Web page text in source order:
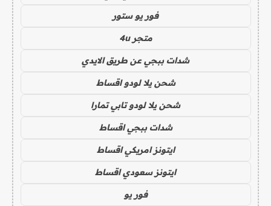
فور يو ستور
متجر 4u
شدات ببجي عن طريق الايدي
شحن يلا لودو اقساط
شحن يلا لودو تابي تمارا
شدات ببجي اقساط
ايتونز امريكي اقساط
ايتونز سعودي اقساط
فور يو